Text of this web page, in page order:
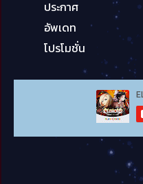
ประกาศ
อัพเดท
โปรโมชั่น